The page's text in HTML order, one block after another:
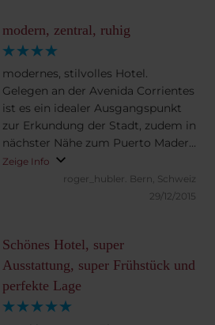
Schönes Hotel, super
Ausstattung, super Frühstück und
perfekte Lage
modern, zentral, ruhig
modernes, stilvolles Hotel.
Gelegen an der Avenida Corrientes
ist es ein idealer Ausgangspunkt
zur Erkundung der Stadt, zudem in
nächster Nähe zum Puerto Madero
gelegen. Gutes, reichhaltiges
Frühstücksbuffet, modern
Zeige Info
roger_hubler. Bern, Schweiz
29/12/2015